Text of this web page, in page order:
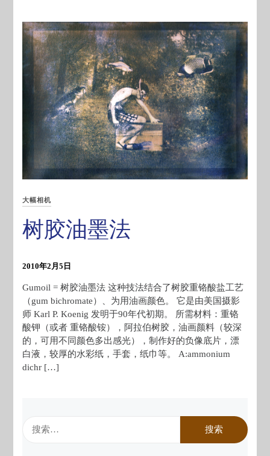
大幅相机
树胶油墨法
2010年2月5日
Gumoil = 树胶油墨法 这种技法结合了树胶重铬酸盐工艺
（gum bichromate）、为用油画颜色。 它是由美国摄影
师 Karl P. Koenig 发明于90年代初期。 所需材料：重铬
酸钾（或者 重铬酸铵），阿拉伯树胶，油画颜料（较深
的，可用不同颜色多出感光），制作好的负像底片，漂
白液，较厚的水彩纸，手套，纸巾等。 A:ammonium
dichr […]